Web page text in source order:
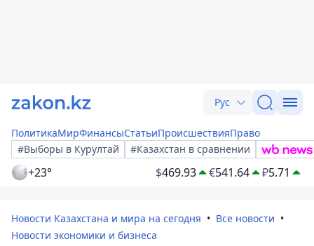
Рус
ПолитикаМирФинансыСтатьиПроисшествияПраво
#Выборы в Курултай
#Казахстан в сравнении
+23° $469.93 €541.64 ₽5.71
Новости Казахстана и мира на сегодня
Все новости
Новости экономики и бизнеса